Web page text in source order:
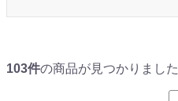
103件の商品が見つかりました